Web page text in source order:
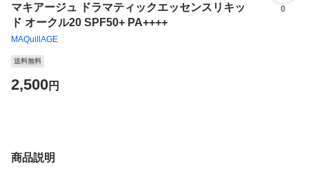
マキアージュ ドラマティックエッセンスリキッ
ド オークル20 SPF50+ PA++++
MAQuillAGE
0
送料無料
2,500円
商品説明